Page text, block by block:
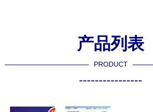
产品列表
PRODUCT
----------------